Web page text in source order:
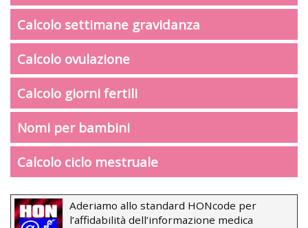
Calcolo settimane gravidanza
Calcolo ovulazione
Calcolo giorni fertili
Nomi per bambini
Calcolo ciclo mestruale
Aderiamo allo standard HONcode per
l’affidabilità dell’informazione medica